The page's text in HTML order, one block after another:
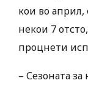
кои во април,
некои 7
процнети
– Сезоната